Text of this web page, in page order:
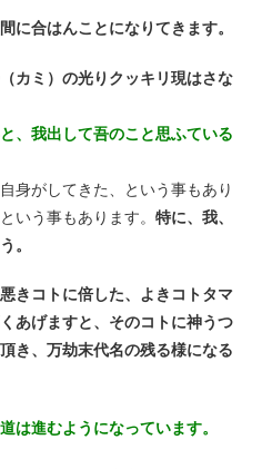
に合はんことになりてきます。
ミ）の光りクッキリ現はさな
、我出して吾のこと思ふている
身がしてきた、という事もあり
いう事もあります。 特に、我、
。
きコトに倍した、よきコトタマ
あげますと、そのコトに神うつ
き、万劫末代名の残る様になる
は進むようになっています。